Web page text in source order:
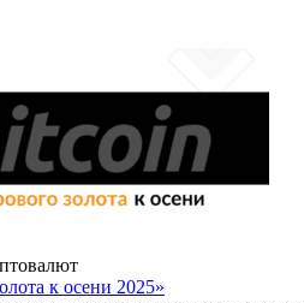
к осени 2025»